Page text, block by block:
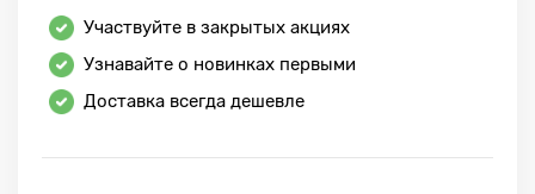
Участвуйте в закрытых акциях
Узнавайте о новинках первыми
Доставка всегда дешевле